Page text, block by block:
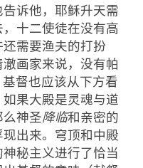
诉他，耶稣升天需
十二使徒在没有高
需要渔夫的打扮
澈画家来说，没有帕
督也应该从下方看
果大殿是灵魂与道
神圣降临和亲密的
出来。穹顶和中殿
秘主义进行了恰当